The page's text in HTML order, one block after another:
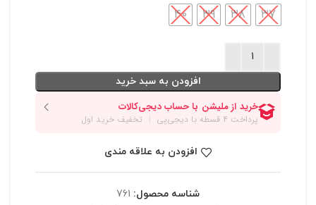
37
38
39
40
افزودن به سبد خرید
افزودن به علاقه مندی
شناسه محصول: 761